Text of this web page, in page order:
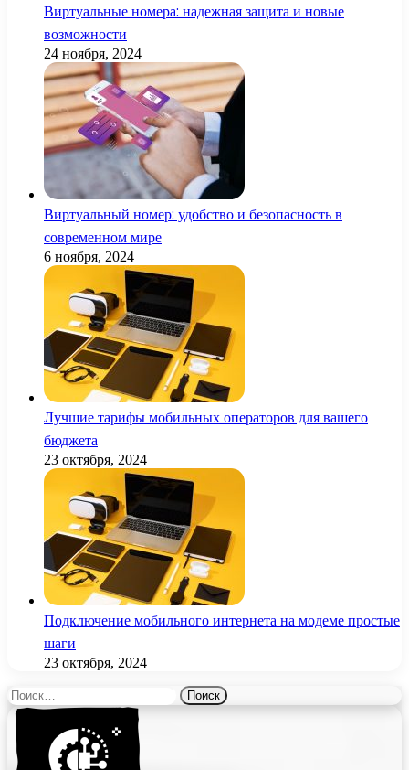
Виртуальные номера: надежная защита и новые
возможности
24 ноября, 2024
Виртуальный номер: удобство и безопасность в
современном мире
6 ноября, 2024
Лучшие тарифы мобильных операторов для вашего
бюджета
23 октября, 2024
Подключение мобильного интернета на модеме простые
шаги
23 октября, 2024
Найти: